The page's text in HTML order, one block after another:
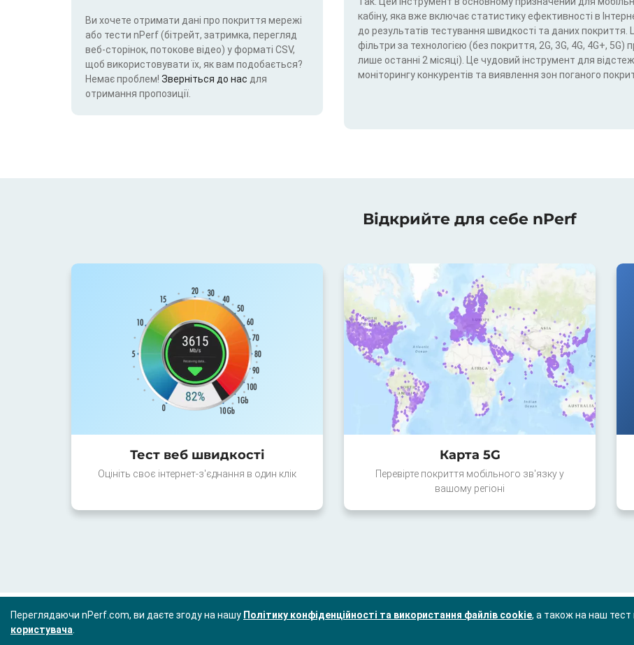
Ви хочете отримати дані про покриття мережі
або тести nPerf (бітрейт, затримка, перегляд
веб-сторінок, потокове відео) у форматі CSV,
щоб використовувати їх, як вам подобається?
Немає проблем! Зверніться до нас для
отримання пропозиції.
кабіну, яка вже включає статистику ефективності в
до результатів тестування швидкості та даних покриття.
фільтри за технологією (без покриття, 2G, 3G, 4G, 4G+,
лише останні 2 місяці). Це чудовий інструмент для
моніторингу конкурентів та виявлення зон поганого
Відкрийте для себе nPerf
Тест веб швидкості
Оцініть своє інтернет-з'єднання в один клік
Карта 5G
Перевірте покриття мобільного зв'язку у
вашому регіоні
Переглядаючи nPerf.com, ви даєте згоду на нашу Політику конфіденційності та використання файлів cookie, а також на наш
користувача